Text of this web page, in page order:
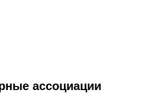
ассоциации